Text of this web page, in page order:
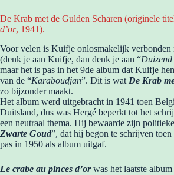
De Krab met de Gulden Scharen (originele
d’or, 1941).
Voor velen is Kuifje onlosmakelijk verbonden
(denk je aan Kuifje, dan denk je aan “
maar het is pas in het 9de album dat Kuifje
van de “Karaboudjan”. Dit is wat De Krab
zo bijzonder maakt.
Het album werd uitgebracht in 1941 toen
Duitsland, dus was Hergé beperkt tot het
een neutraal thema. Hij bewaarde zijn
Zwarte Goud”, dat hij begon te schrijven
pas in 1950 als album uitgaf.
Le crabe au pinces d’orwas het laatste